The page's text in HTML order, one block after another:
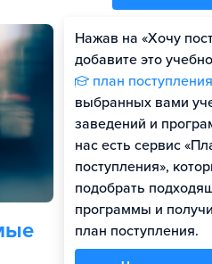
Нажав на «Хочу
добавите это
план поступления
выбранных вами
заведений и
нас есть сервис
поступления»,
подобрать
программы и
план поступления.